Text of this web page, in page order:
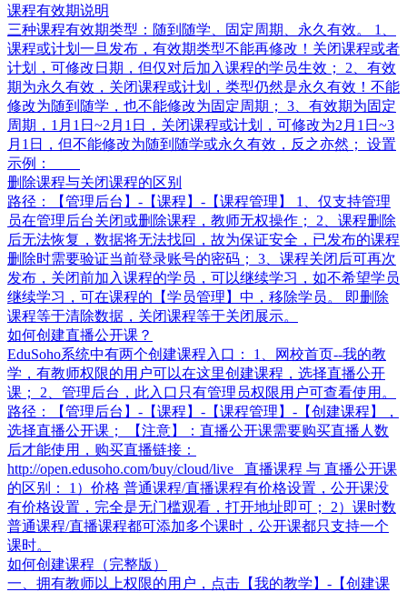
课程有效期说明
三种课程有效期类型：随到随学、固定周期、永久有效。 1、
课程或计划一旦发布，有效期类型不能再修改！关闭课程或者
计划，可修改日期，但仅对后加入课程的学员生效； 2、有效
期为永久有效，关闭课程或计划，类型仍然是永久有效！不能
修改为随到随学，也不能修改为固定周期； 3、有效期为固定
周期，1月1日~2月1日，关闭课程或计划，可修改为2月1日~3
月1日，但不能修改为随到随学或永久有效，反之亦然； 设置
示例：
删除课程与关闭课程的区别
路径：【管理后台】-【课程】-【课程管理】 1、仅支持管理
员在管理后台关闭或删除课程，教师无权操作； 2、课程删除
后无法恢复，数据将无法找回，故为保证安全，已发布的课程
删除时需要验证当前登录账号的密码； 3、课程关闭后可再次
发布，关闭前加入课程的学员，可以继续学习，如不希望学员
继续学习，可在课程的【学员管理】中，移除学员。 即删除
课程等于清除数据，关闭课程等于关闭展示。
如何创建直播公开课？
EduSoho系统中有两个创建课程入口： 1、网校首页--我的教
学，有教师权限的用户可以在这里创建课程，选择直播公开
课； 2、管理后台，此入口只有管理员权限用户可查看使用。
路径：【管理后台】-【课程】-【课程管理】-【创建课程】，
选择直播公开课； 【注意】：直播公开课需要购买直播人数
后才能使用，购买直播链接：
http://open.edusoho.com/buy/cloud/live 直播课程 与 直播公开课
的区别： 1）价格 普通课程/直播课程有价格设置，公开课没
有价格设置，完全是无门槛观看，打开地址即可； 2）课时数
普通课程/直播课程都可添加多个课时，公开课都只支持一个
课时。
如何创建课程（完整版）
一、拥有教师以上权限的用户，点击【我的教学】-【创建课